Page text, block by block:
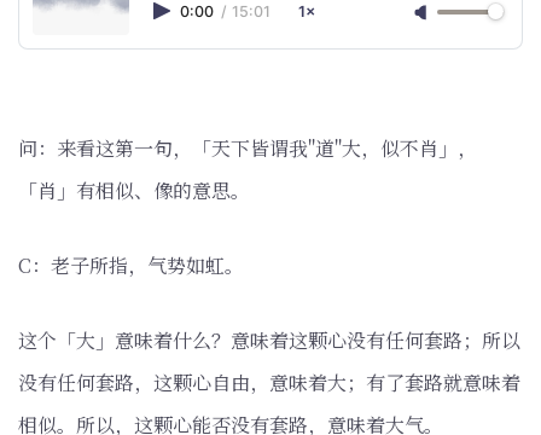
0:00 / 15:01 1×
问：来看这第一句，「天下皆谓我"道"大，似不肖」，
「肖」有相似、像的意思。
C：老子所指，气势如虹。
这个「大」意味着什么？意味着这颗心没有任何套路；所以
没有任何套路，这颗心自由，意味着大；有了套路就意味着
相似。所以，这颗心能否没有套路，意味着大气。